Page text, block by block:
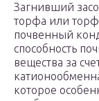
Загнивший
торфа или
почвенный
способность
вещества за
которое